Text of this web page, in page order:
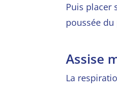
Puis placer
poussée du
Assise
La